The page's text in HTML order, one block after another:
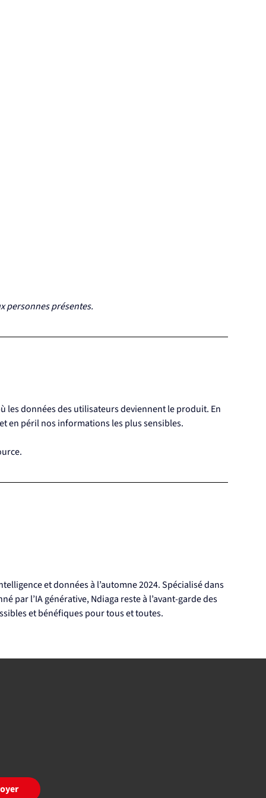
personnes présentes.
les données des utilisateurs deviennent le produit. En
en péril nos informations les plus sensibles.
et données à l’automne 2024. Spécialisé dans
par l’IA générative, Ndiaga reste à l’avant-garde des
et bénéfiques pour tous et toutes.